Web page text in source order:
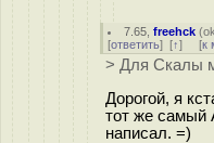
7.65 ,freehck (
[ответить] [↑] [к
> Для Скалы
Дорогой, я
тот же самый
написал. =)